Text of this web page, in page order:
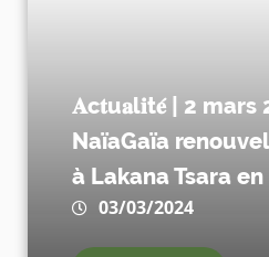
𝐀c𝐭u𝐚l𝐢t𝐞́ | 2 mars
NaïaGaïa
à Lakana Tsara
03/03/2024